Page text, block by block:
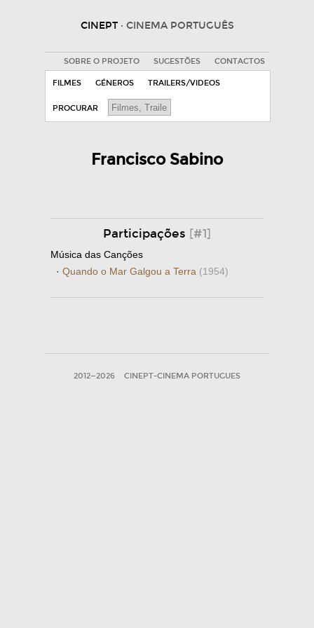
CINEPT · CINEMA PORTUGUÊS
SOBRE O PROJETO SUGESTÕES CONTACTOS
FILMES GÉNEROS TRAILERS/VIDEOS
PROCURAR
Francisco Sabino
Participações [#1]
Música das Canções
· Quando o Mar Galgou a Terra (1954)
2012—2026 CINEPT-CINEMA PORTUGUES